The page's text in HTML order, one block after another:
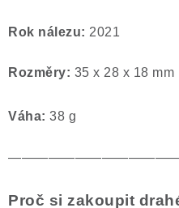
Rok nálezu: 2021
Rozměry: 35 x 28 x 18 mm
Váha: 38 g
Proč si zakoupit